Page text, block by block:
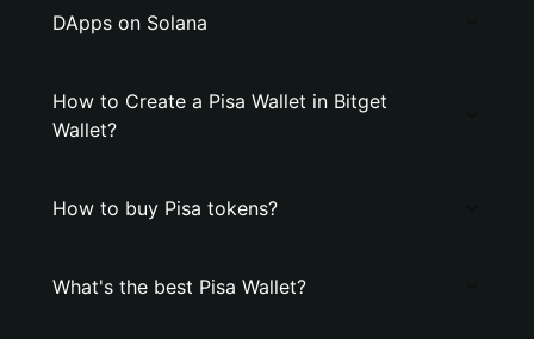
DApps on Solana
How to Create a Pisa Wallet in Bitget
Wallet?
How to buy Pisa tokens?
What's the best Pisa Wallet?